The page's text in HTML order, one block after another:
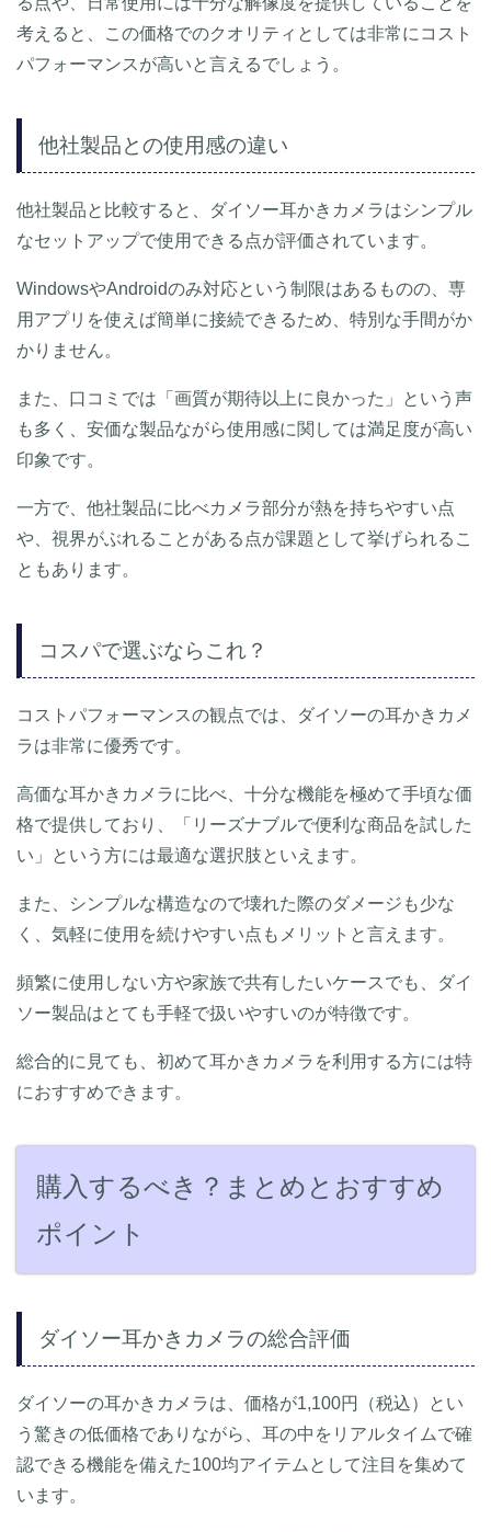
考えると、この価格でのクオリティとしては非常にコスト
パフォーマンスが高いと言えるでしょう。
他社製品との使用感の違い
他社製品と比較すると、ダイソー耳かきカメラはシンプル
なセットアップで使用できる点が評価されています。
WindowsやAndroidのみ対応という制限はあるものの、専
用アプリを使えば簡単に接続できるため、特別な手間がか
かりません。
また、口コミでは「画質が期待以上に良かった」という声
も多く、安価な製品ながら使用感に関しては満足度が高い
印象です。
一方で、他社製品に比べカメラ部分が熱を持ちやすい点
や、視界がぶれることがある点が課題として挙げられるこ
ともあります。
コスパで選ぶならこれ？
コストパフォーマンスの観点では、ダイソーの耳かきカメ
ラは非常に優秀です。
高価な耳かきカメラに比べ、十分な機能を極めて手頃な価
格で提供しており、「リーズナブルで便利な商品を試した
い」という方には最適な選択肢といえます。
また、シンプルな構造なので壊れた際のダメージも少な
く、気軽に使用を続けやすい点もメリットと言えます。
頻繁に使用しない方や家族で共有したいケースでも、ダイ
ソー製品はとても手軽で扱いやすいのが特徴です。
総合的に見ても、初めて耳かきカメラを利用する方には特
におすすめできます。
購入するべき？まとめとおすすめ
ポイント
ダイソー耳かきカメラの総合評価
ダイソーの耳かきカメラは、価格が1,100円（税込）とい
う驚きの低価格でありながら、耳の中をリアルタイムで確
認できる機能を備えた100均アイテムとして注目を集めて
います。